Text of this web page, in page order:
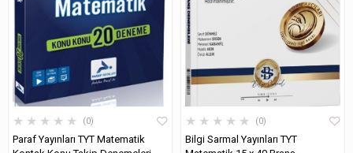
★ ★ ★ ★ ★ 0
Paraf Yayınları TYT Matematik
★ ★ ★ ★ ★ 0
Bilgi Sarmal Yayınları TYT